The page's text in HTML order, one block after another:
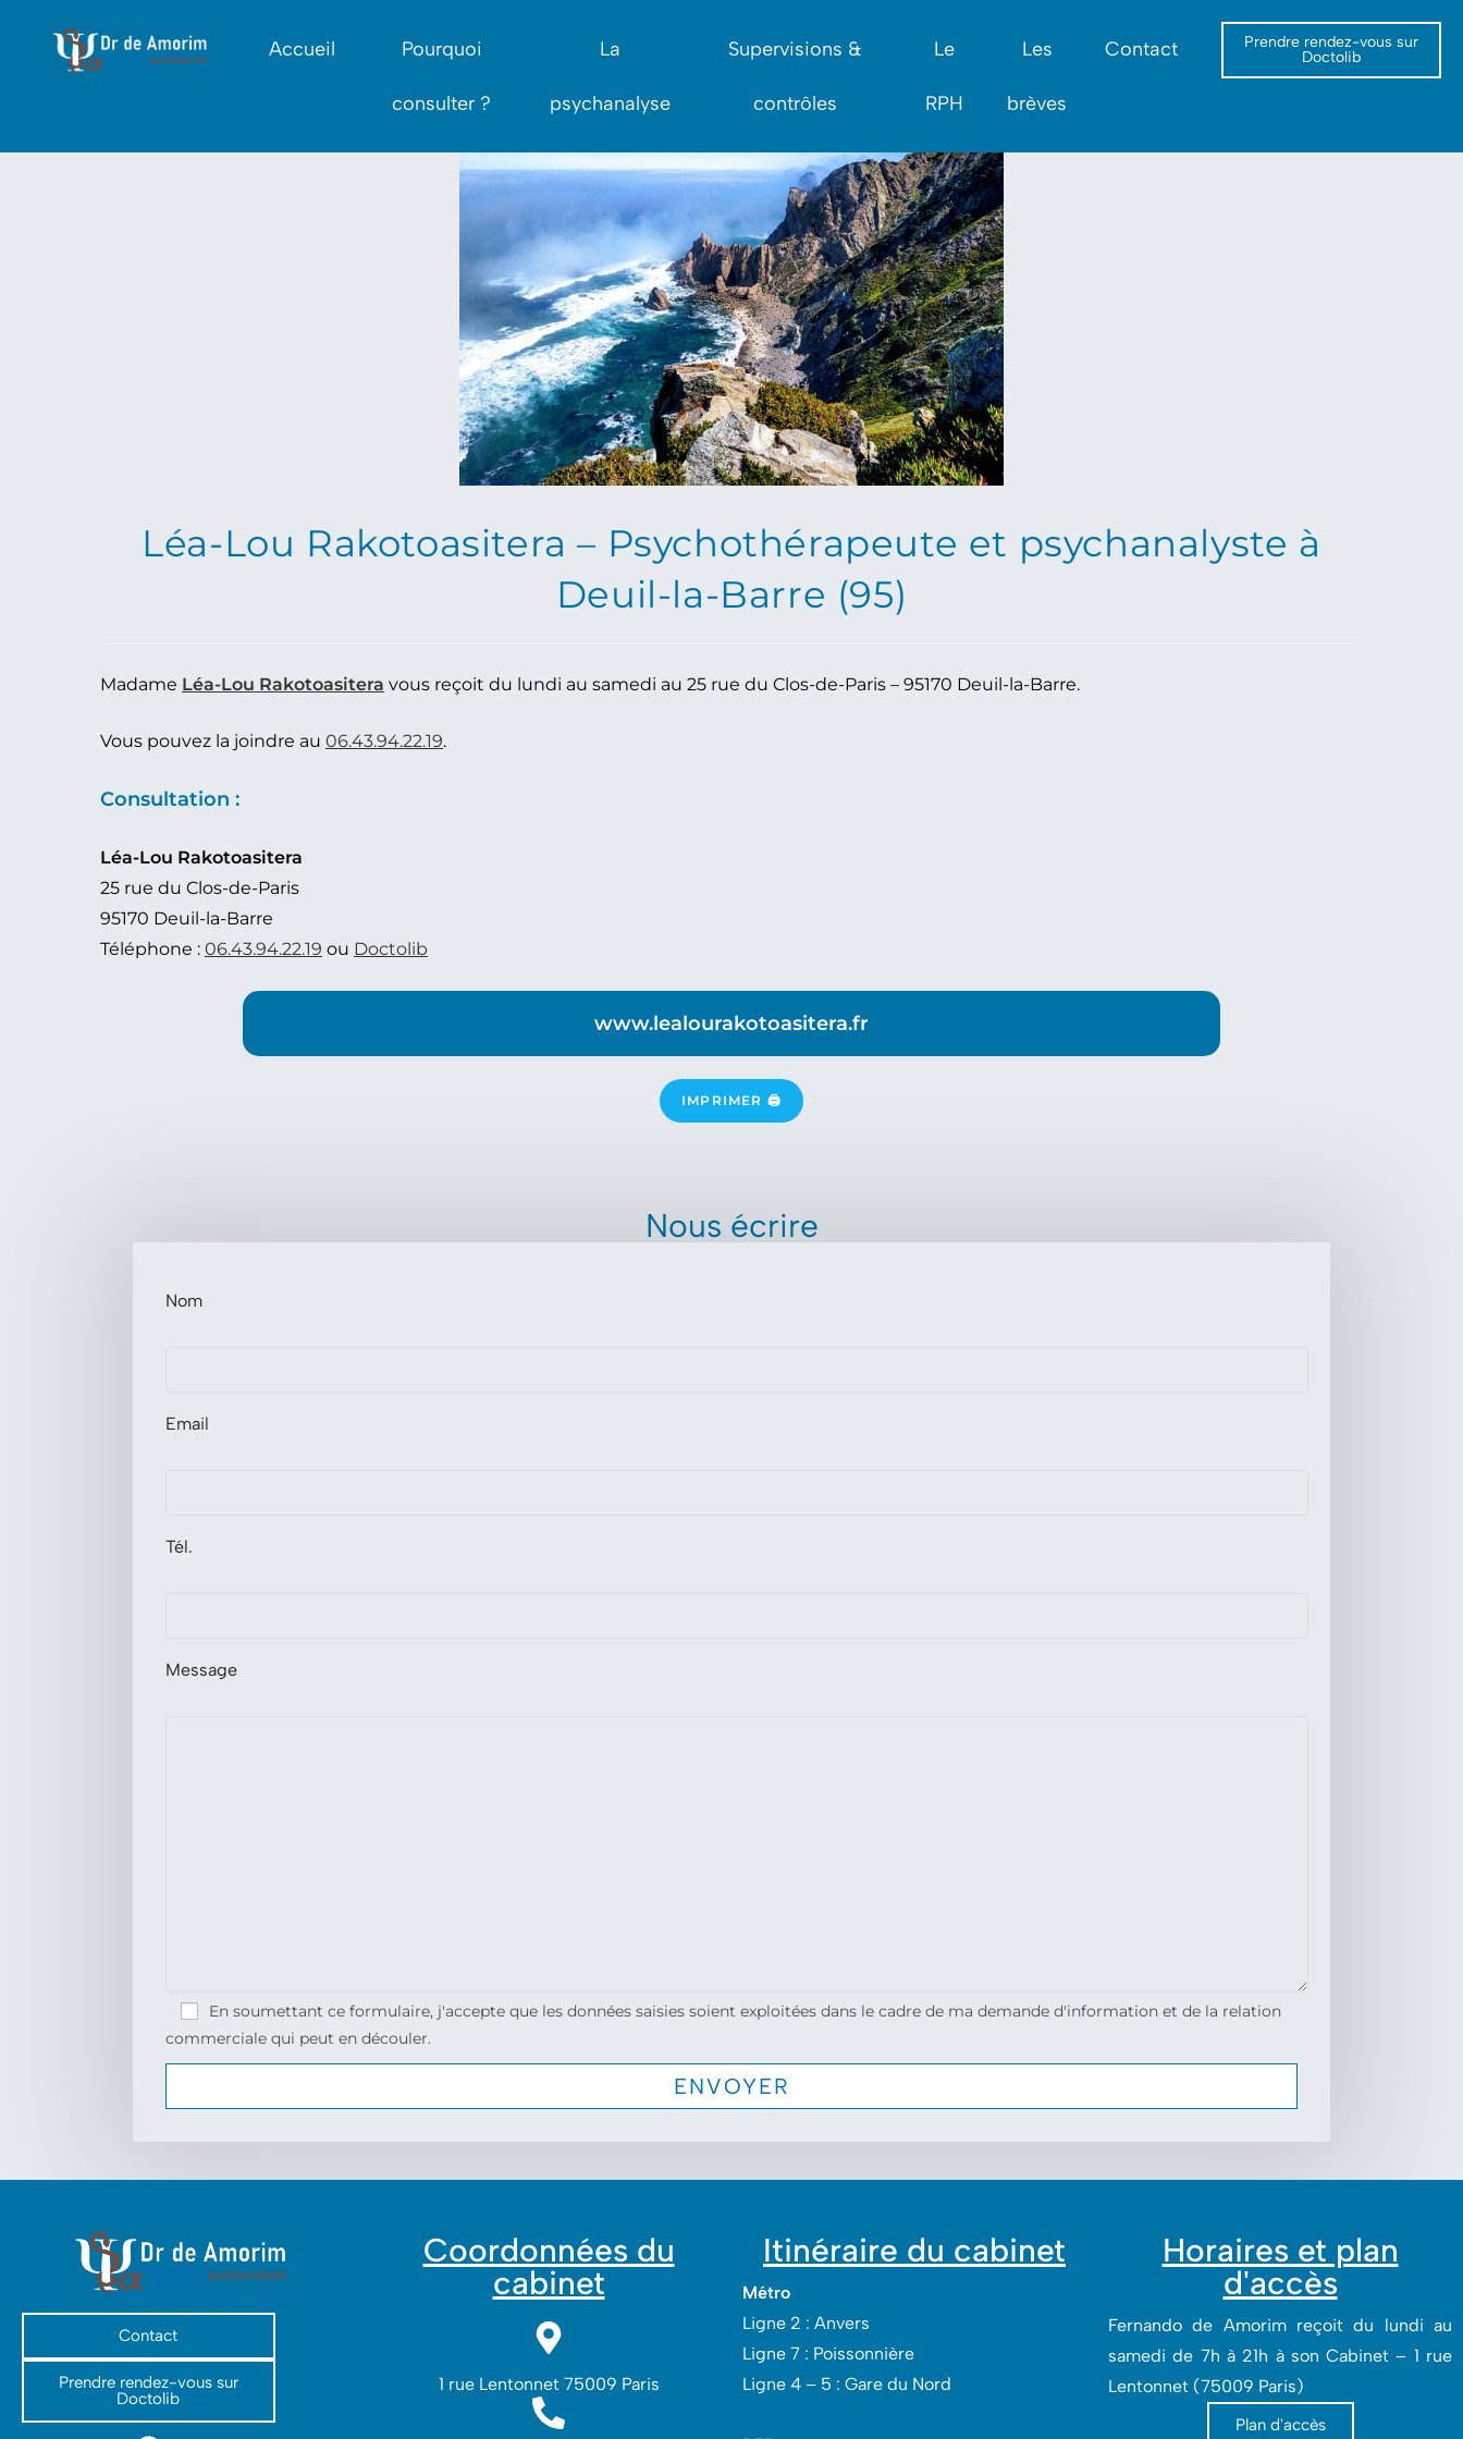
Accueil Pourquoi
consulter ?
La
psychanalyse
Supervisions &
contrôles
Le
RPH
Les
brèves
Contact
Prendre rendez-vous sur
Doctolib
Léa-Lou Rakotoasitera – Psychothérapeute et psychanalyste à
Deuil-la-Barre (95)
Madame Léa-Lou Rakotoasitera vous reçoit du lundi au samedi au 25 rue du Clos-de-Paris – 95170 Deuil-la-Barre.
Vous pouvez la joindre au 06.43.94.22.19.
Consultation :
Léa-Lou Rakotoasitera
25 rue du Clos-de-Paris
95170 Deuil-la-Barre
Téléphone : 06.43.94.22.19 ou Doctolib
www.lealourakotoasitera.fr
IMPRIMER 🖨
Nous écrire
Nom
Email
Tél.
Message
En soumettant ce formulaire, j'accepte que les données saisies soient exploitées dans le cadre de ma demande d'information et de la relation
commerciale qui peut en découler.
Contact
Prendre rendez-vous sur
Doctolib
Coordonnées du
cabinet
1 rue Lentonnet 75009 Paris
Itinéraire du cabinet
Métro
Ligne 2 : Anvers
Ligne 7 : Poissonnière
Ligne 4 – 5 : Gare du Nord
Horaires et plan
d'accès
Fernando de Amorim reçoit du lundi au
samedi de 7h à 21h à son Cabinet – 1 rue
Lentonnet (75009 Paris)
Plan d'accès